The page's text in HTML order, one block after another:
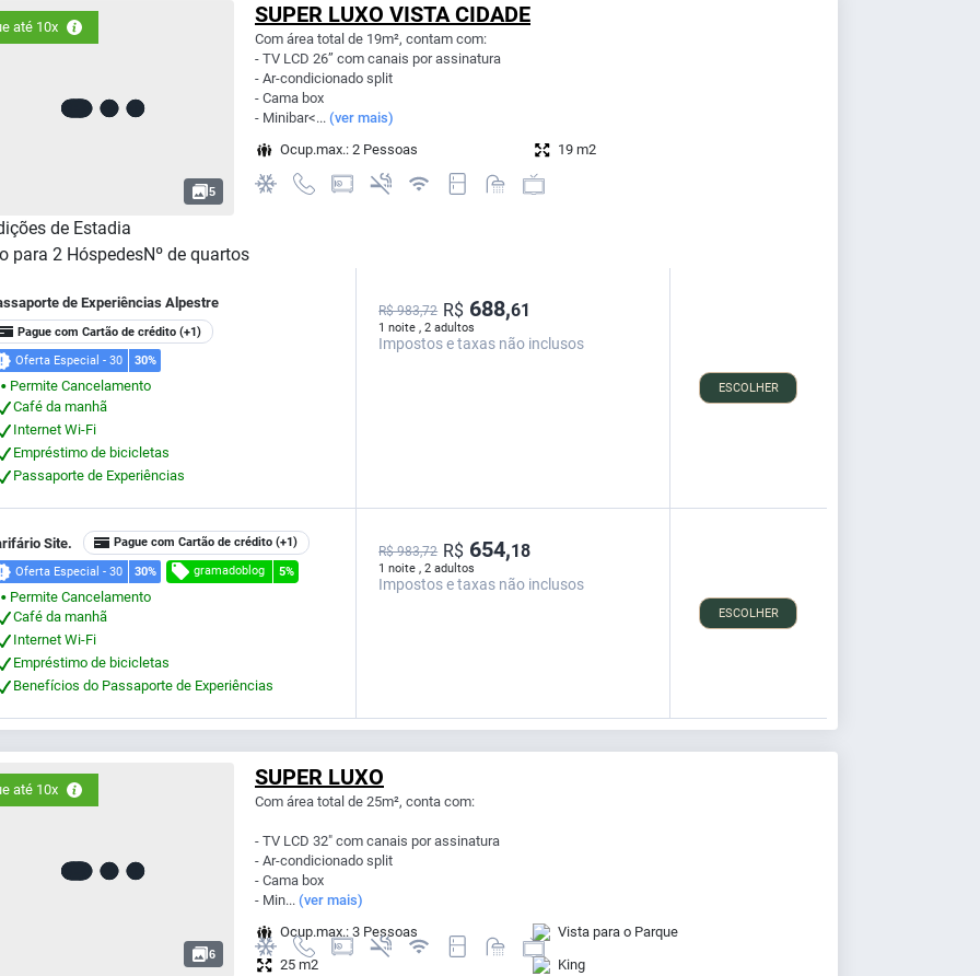
até 10x
5
SUPER LUXO VISTA CIDADE
Com área total de 19m², contam com:
- TV LCD 26” com canais por assinatura
- Ar-condicionado split
- Cama box
- Minibar<... (ver mais)
Ocup.max.: 2 Pessoas
19 m2
de Estadia
para 2 HóspedesNº de quartos
de Experiências Alpestre
Pague com Cartão de crédito (+1)
Oferta Especial - 30 30%
⬤
Permite Cancelamento
Café da manhã
Internet Wi-Fi
Empréstimo de bicicletas
Passaporte de Experiências
1 noite , 2 adultos
R$ 983,72 R$ 688,61
Impostos e taxas não inclusos
ESCOLHER
Site. Pague com Cartão de crédito (+1)
Oferta Especial - 30 30% gramadoblog 5%
⬤
Permite Cancelamento
Café da manhã
Internet Wi-Fi
Empréstimo de bicicletas
Benefícios do Passaporte de Experiências
1 noite , 2 adultos
R$ 983,72 R$ 654,18
Impostos e taxas não inclusos
ESCOLHER
até 10x
6
SUPER LUXO
Com área total de 25m², conta com:
- TV LCD 32" com canais por assinatura
- Ar-condicionado split
- Cama box
- Min... (ver mais)
Ocup.max.: 3 Pessoas
Vista para o Parque
25 m2
King